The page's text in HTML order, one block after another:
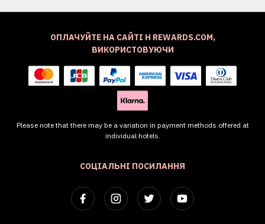
СОЦІАЛЬНІ ПОСИЛАННЯ
ОПЛАЧУЙТЕ НА САЙТІ H REWARDS.COM,
ВИКОРИСТОВУЮЧИ
Please note that there may be a variation in payment methods offered at
individual hotels.